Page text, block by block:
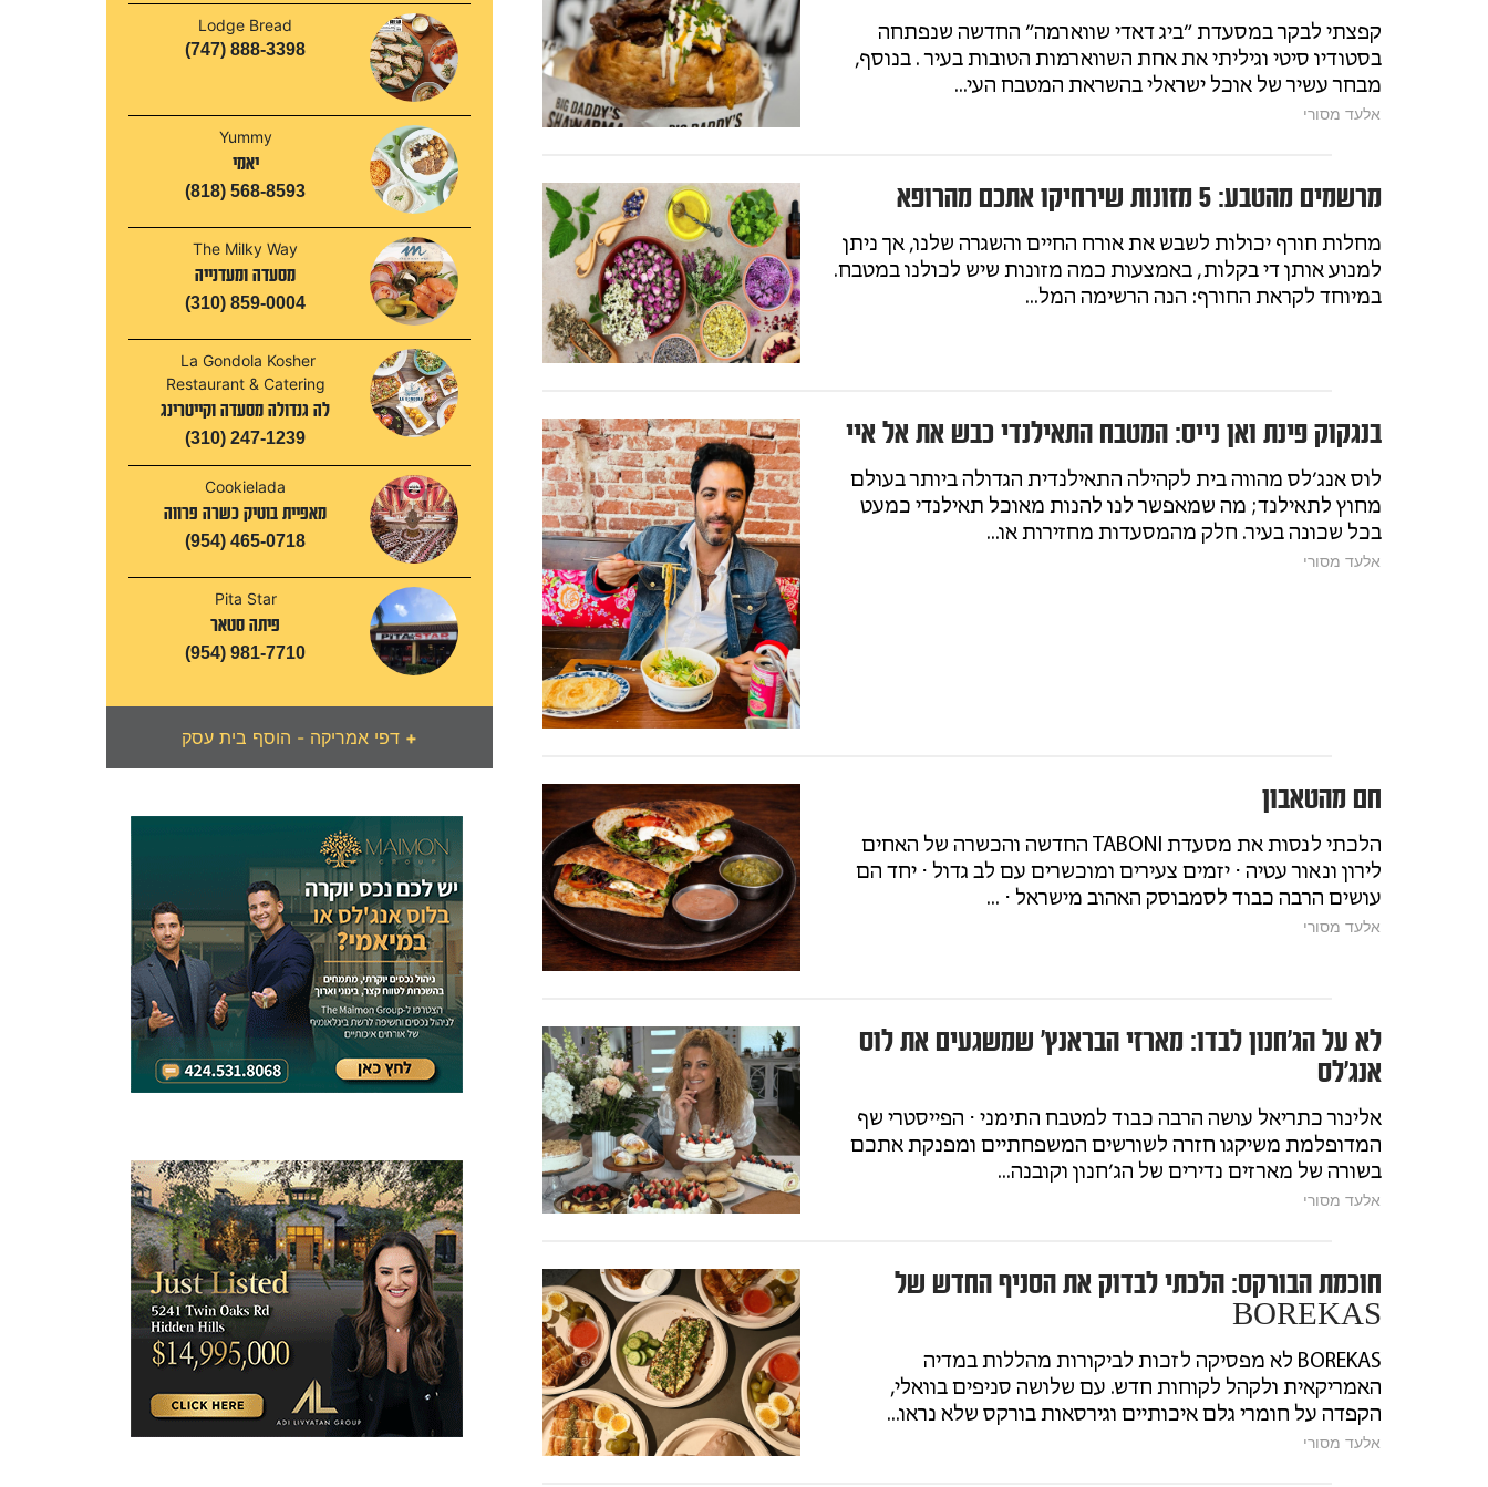
Lodge Bread
(747) 888-3398
Yummy
יאמי
(818) 568-8593
The Milky Way
מסעדה ומעדנייה
(310) 859-0004
La Gondola Kosher
Restaurant & Catering
לה גנדולה מסעדה וקייטרינג
(310) 247-1239
Cookielada
מאפיית בוטיק כשרה פרווה
(954) 465-0718
Pita Star
פיתה סטאר
(954) 981-7710
+
קפצתי לבקר במסעדת ״ביג דאדי שווארמה״ החדשה שנפתחה
בסטודיו סיטי וגיליתי את אחת השווארמות הטובות בעיר . בנוסף,
מבחר עשיר של אוכל ישראלי בהשראת המטבח העי...
אלעד מסורי
מרשמים מהטבע: 5 מזונות שירחיקו אתכם מהרופא
מחלות חורף יכולות לשבש את אורח החיים והשגרה שלנו, אך ניתן
למנוע אותן די בקלות, באמצעות כמה מזונות שיש לכולנו במטבח.
במיוחד לקראת החורף: הנה הרשימה המל...
בנגקוק פינת ואן נייס: המטבח התאילנדי כבש את אל איי
לוס אנג׳לס מהווה בית לקהילה התאילנדית הגדולה ביותר בעולם
מחוץ לתאילנד; מה שמאפשר לנו להנות מאוכל תאילנדי כמעט
בכל שכונה בעיר. חלק מהמסעדות מחזירות או...
אלעד מסורי
חם מהטאבון
הלכתי לנסות את מסעדת TABONI החדשה והכשרה של האחים
לירון ונאור עטיה ⋅ יזמים צעירים ומוכשרים עם לב גדול ⋅ יחד הם
עושים הרבה כבוד לסמבוסק האהוב מישראל ⋅ ...
אלעד מסורי
לא על הג׳חנון לבדו: מארזי הבראנץ׳ שמשגעים את לוס
אנג׳לס
אלינור כתריאל עושה הרבה כבוד למטבח התימני ⋅ הפייסטרי שף
המדופלמת משיקגו חזרה לשורשים המשפחתיים ומפנקת אתכם
בשורה של מארזים נדירים של הג׳חנון וקובנה...
אלעד מסורי
חוכמת הבורקס: הלכתי לבדוק את הסניף החדש של
BOREKAS
BOREKAS לא מפסיקה לזכות לביקורות מהללות במדיה
האמריקאית ולקהל לקוחות חדש. עם שלושה סניפים בוואלי,
הקפדה על חומרי גלם איכותיים וגירסאות בורקס שלא נראו...
אלעד מסורי